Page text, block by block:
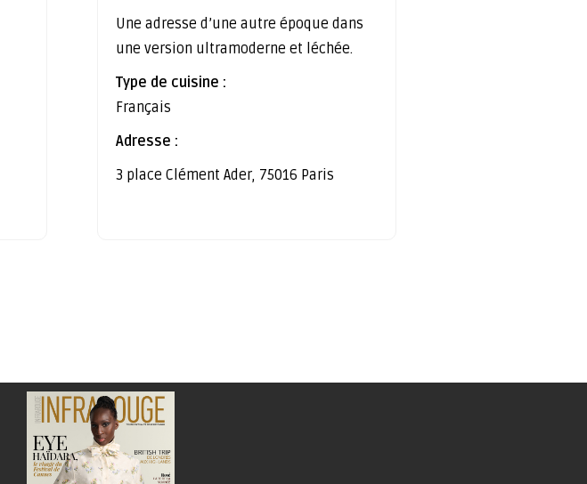
Une adresse d’une autre époque dans
une version ultramoderne et léchée.
Type de cuisine :
Français
Adresse :
3 place Clément Ader, 75016 Paris